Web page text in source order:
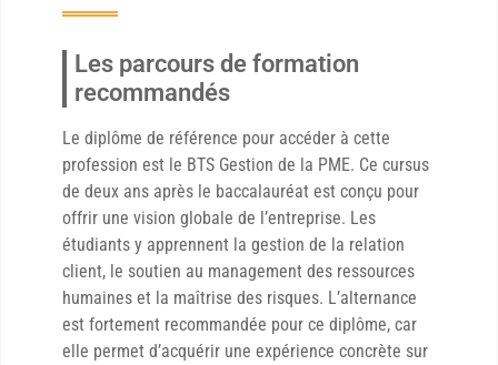
Les parcours de formation
recommandés
Le diplôme de référence pour accéder à cette
profession est le BTS Gestion de la PME. Ce cursus
de deux ans après le baccalauréat est conçu pour
offrir une vision globale de l’entreprise. Les
étudiants y apprennent la gestion de la relation
client, le soutien au management des ressources
humaines et la maîtrise des risques. L’alternance
est fortement recommandée pour ce diplôme, car
elle permet d’acquérir une expérience concrète sur